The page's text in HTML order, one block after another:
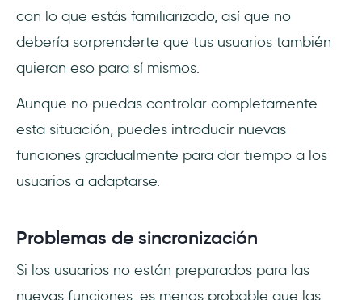
con lo que estás familiarizado, así que no
debería sorprenderte que tus usuarios también
quieran eso para sí mismos.
Aunque no puedas controlar completamente
esta situación, puedes introducir nuevas
funciones gradualmente para dar tiempo a los
usuarios a adaptarse.
Problemas de sincronización
Si los usuarios no están preparados para las
nuevas funciones, es menos probable que las